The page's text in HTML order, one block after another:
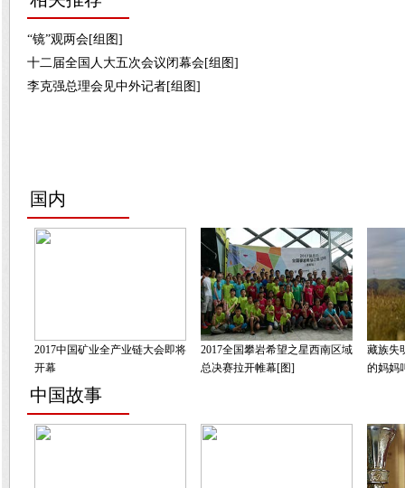
“镜”观两会[组图]
十二届全国人大五次会议闭幕会[组图]
李克强总理会见中外记者[组图]